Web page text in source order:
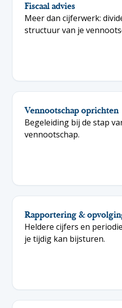
Fiscaal advies
Meer dan cijferwerk:
structuur van je
Vennootschap oprichten
Begeleiding bij de stap
vennootschap.
Rapportering &
Heldere cijfers en
je tijdig kan bijsturen.